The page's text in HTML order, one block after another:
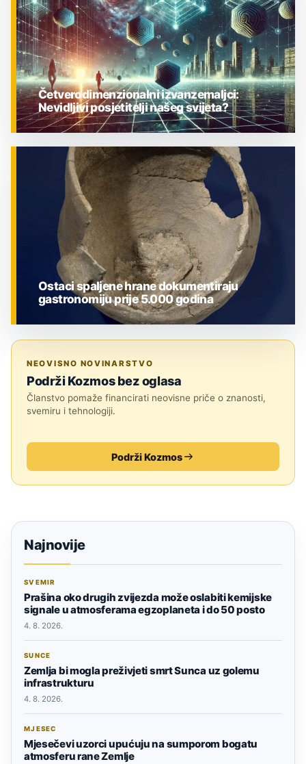
ZNANOST
Četverodimenzionalni izvanzemaljci:
Nevidljivi posjetitelji našeg svijeta?
Ostaci spaljene hrane dokumentiraju
gastronomiju prije 5.000 godina
NEOVISNO NOVINARSTVO
Podrži Kozmos bez oglasa
Članstvo pomaže financirati neovisne priče o znanosti,
svemiru i tehnologiji.
Podrži Kozmos
Najnovije
SVEMIR
Prašina oko drugih zvijezda može oslabiti kemijske
signale u atmosferama egzoplaneta i do 50 posto
4. 8. 2026.
SUNCE
Zemlja bi mogla preživjeti smrt Sunca uz golemu
infrastrukturu
4. 8. 2026.
MJESEC
Mjesečevi uzorci upućuju na sumporom bogatu
atmosferu rane Zemlje